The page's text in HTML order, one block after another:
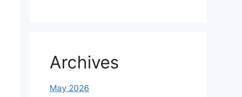
Archives
May 2026